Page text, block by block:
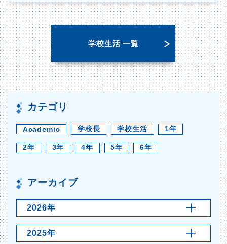
学校生活 一覧
カテゴリ
Academic 学校長 学校生活 1年
2年 3年 4年 5年 6年
アーカイブ
2026年
2025年